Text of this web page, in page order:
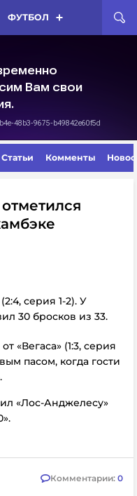
ФУТБОЛ
Статьи Комменты
серия 1-2). У
30 бросков из 33.
«Вегаса» (1:3, серия
пасом, когда гости
«Лос-Анджелесу»
Комментарии: 0